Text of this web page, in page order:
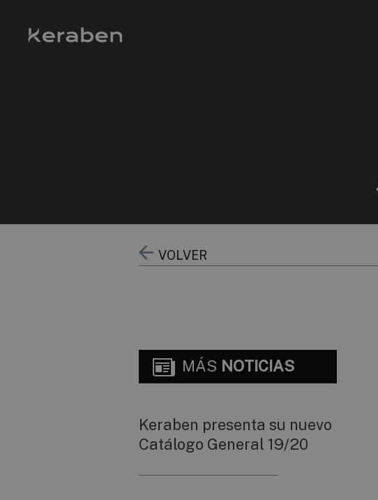
VOLVER
MÁS NOTICIAS
Keraben presenta su nuevo
Catálogo General 19/20